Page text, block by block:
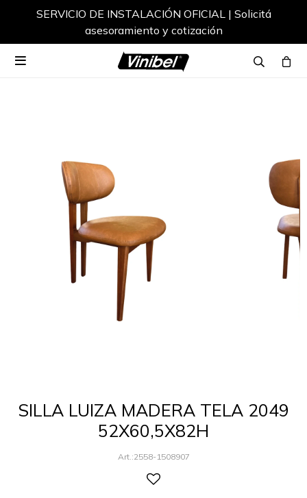
SERVICIO DE INSTALACIÓN OFICIAL | Solicitá
asesoramiento y cotización

SILLA LUIZA MADERA TELA 2049
52X60,5X82H
2558-1508907